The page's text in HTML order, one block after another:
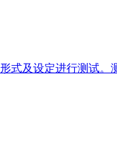
式及设定进行测试